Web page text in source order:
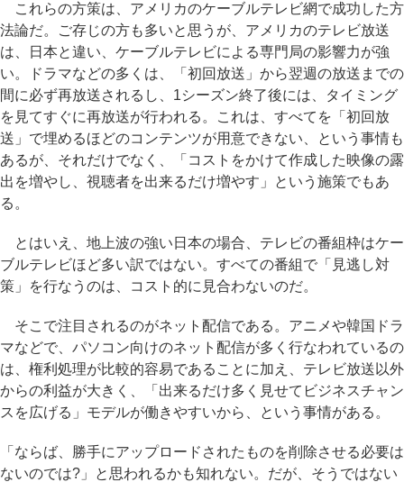
これらの方策は、アメリカのケーブルテレビ網で成功した方
法論だ。ご存じの方も多いと思うが、アメリカのテレビ放送
は、日本と違い、ケーブルテレビによる専門局の影響力が強
い。ドラマなどの多くは、「初回放送」から翌週の放送までの
間に必ず再放送されるし、1シーズン終了後には、タイミング
を見てすぐに再放送が行われる。これは、すべてを「初回放
送」で埋めるほどのコンテンツが用意できない、という事情も
あるが、それだけでなく、「コストをかけて作成した映像の露
出を増やし、視聴者を出来るだけ増やす」という施策でもあ
る。
とはいえ、地上波の強い日本の場合、テレビの番組枠はケー
ブルテレビほど多い訳ではない。すべての番組で「見逃し対
策」を行なうのは、コスト的に見合わないのだ。
そこで注目されるのがネット配信である。アニメや韓国ドラ
マなどで、パソコン向けのネット配信が多く行なわれているの
は、権利処理が比較的容易であることに加え、テレビ放送以外
からの利益が大きく、「出来るだけ多く見せてビジネスチャン
スを広げる」モデルが働きやすいから、という事情がある。
「ならば、勝手にアップロードされたものを削除させる必要は
ないのでは?」と思われるかも知れない。だが、そうではない